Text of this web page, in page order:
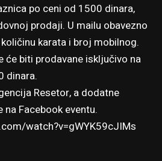
po ceni od 1500 dinara,
prodaji. U mailu obavezno
karata i broj mobilnog.
će biti prodavane isključivo na
dinara.
Resetor, a dodatne
na Facebook eventu.
watch?v=gWYK59cJIMs